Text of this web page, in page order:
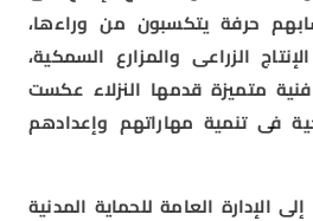
حرفة يتكسبون من وراءها،
الزراعى والمزارع السمكية،
متميزة قدمها النزلاء عكست
فى تنمية مهاراتهم وإعدادهم
الإدارة العامة للحماية المدنية